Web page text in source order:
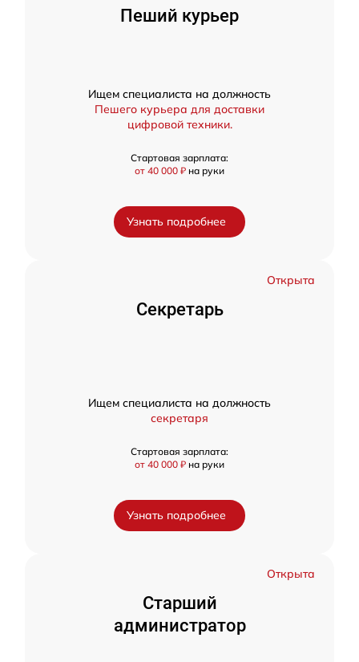
Пеший курьер
Ищем специалиста на должность
Пешего курьера для доставки
цифровой техники.
Стартовая зарплата:
от 40 000 ₽ на руки
Узнать подробнее
Открыта
Секретарь
Ищем специалиста на должность
секретаря
Стартовая зарплата:
от 40 000 ₽ на руки
Узнать подробнее
Открыта
Старший
администратор